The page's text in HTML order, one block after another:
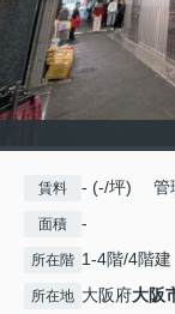
賃料 - (-/坪) 管
面積 -
所在階 1-4階/4階建
所在地 大阪府大阪